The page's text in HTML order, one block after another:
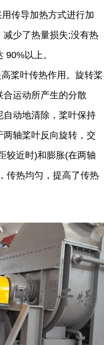
传导加热方式进行加
少了热量损失;没有热
以上。
桨叶传热作用。旋转桨
运动所产生的分散
动地清除，桨叶保持
轴桨叶反向旋转，交
较近时)和膨胀(在两轴
传热均匀，提高了传热